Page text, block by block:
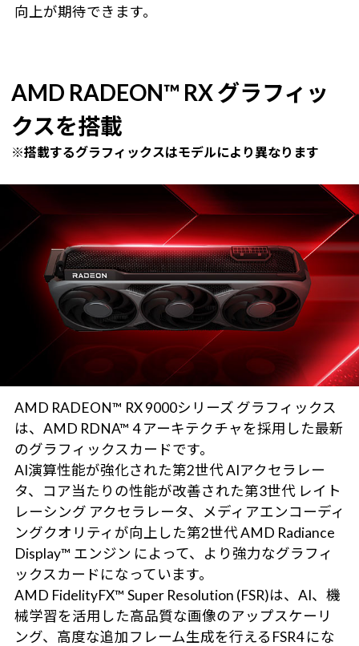
向上が期待できます。
AMD RADEON™ RX グラフィッ
クスを搭載
※搭載するグラフィックスはモデルにより異なります
AMD RADEON™ RX 9000シリーズ グラフィックス
は、AMD RDNA™ 4 アーキテクチャを採用した最新
のグラフィックスカードです。
AI演算性能が強化された第2世代 AIアクセラレー
タ、コア当たりの性能が改善された第3世代 レイト
レーシング アクセラレータ、メディアエンコーディ
ングクオリティが向上した第2世代 AMD Radiance
Display™ エンジン によって、より強力なグラフィ
ックスカードになっています。
AMD FidelityFX™ Super Resolution (FSR)は、AI、機
械学習を活用した高品質な画像のアップスケーリ
ング、高度な追加フレーム生成を行えるFSR4 にな